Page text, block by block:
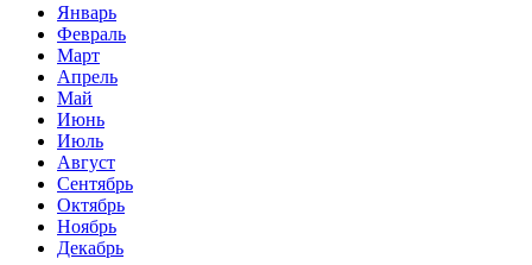
Январь
Февраль
Март
Апрель
Май
Июнь
Июль
Август
Сентябрь
Октябрь
Ноябрь
Декабрь